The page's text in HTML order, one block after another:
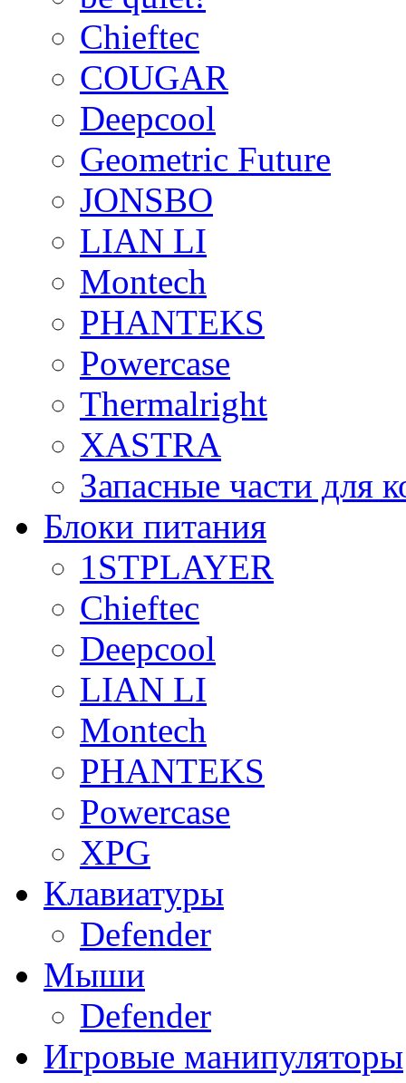
Chieftec
COUGAR
Deepcool
Geometric Future
JONSBO
LIAN LI
Montech
PHANTEKS
Powercase
Thermalright
XASTRA
Запасные части для
Блоки питания
1STPLAYER
Chieftec
Deepcool
LIAN LI
Montech
PHANTEKS
Powercase
XPG
Клавиатуры
Defender
Мыши
Defender
Игровые манипуляторы